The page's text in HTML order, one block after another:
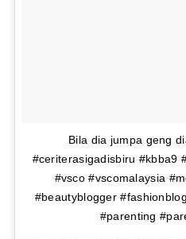
Bila dia jumpa geng
#ceriterasigadisbiru #kbba9
#vsco #vscomalaysia
#beautyblogger
#parenting